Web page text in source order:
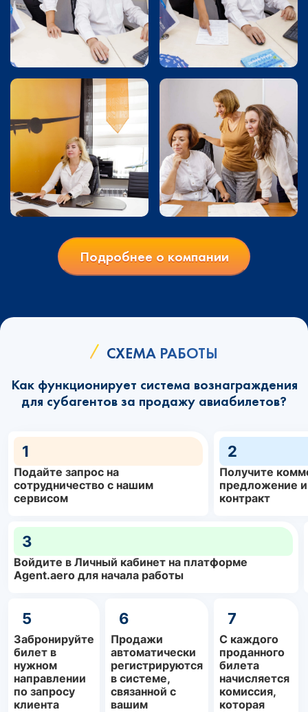
Подробнее о компании
СХЕМА РАБОТЫ
Как функционирует система вознаграждения
для субагентов за продажу авиабилетов?
1
Подайте запрос на
сотрудничество с нашим
сервисом
2
Получите
предложение
контракт
3
Войдите в Личный кабинет на платформе
Agent.aero для начала работы
5
Забронируйте
билет в
нужном
направлении
по запросу
клиента
6
Продажи
автоматически
регистрируются
в системе,
связанной с
вашим
7
С каждого
проданного
билета
начисляется
комиссия,
которая